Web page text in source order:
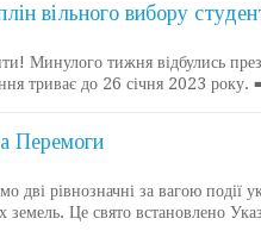
вільного вибору
Минулого тижня відбулись
триває до 26 січня 2023
Перемоги
рівнозначні за вагою події
земель. Це свято встановлено